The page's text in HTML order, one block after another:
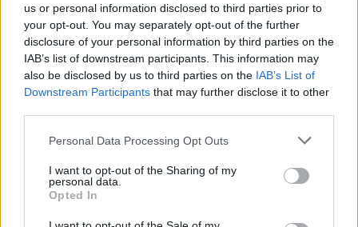
us or personal information disclosed to third parties prior to
your opt-out. You may separately opt-out of the further
disclosure of your personal information by third parties on the
IAB’s list of downstream participants. This information may
also be disclosed by us to third parties on the IAB’s List of
Downstream Participants that may further disclose it to other
Please note that this website/app uses one or more Google
not limited to your visit or usage behaviour. You may click to
grant or deny consent to Google and its third-party tags to
use your data for below specified purposes in below Google
consent section.
Personal Data Processing Opt Outs
I want to opt-out of the Sharing of my
personal data.
Opted In
TARTALOM